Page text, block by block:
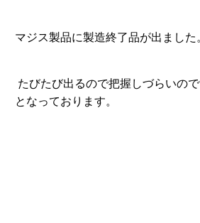
マジス製品に製造終了品が出ました
たびたび出るので把握しづらいの
となっております。